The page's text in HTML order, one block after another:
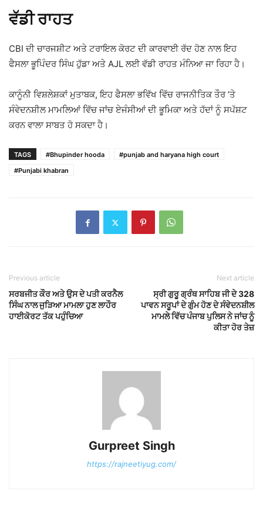
ਵੱਡੀ ਰਾਹਤ
CBI ਦੀ ਚਾਰਜਸ਼ੀਟ ਅਤੇ ਟਰਾਇਲ ਕੋਰਟ ਦੀ ਕਾਰਵਾਈ ਰੱਦ ਹੋਣ ਨਾਲ ਇਹ
ਫੈਸਲਾ ਭੂਪਿੰਦਰ ਸਿੰਘ ਹੁੱਡਾ ਅਤੇ AJL ਲਈ ਵੱਡੀ ਰਾਹਤ ਮੰਨਿਆ ਜਾ ਰਿਹਾ ਹੈ।
ਕਾਨੂੰਨੀ ਵਿਸ਼ਲੇਸ਼ਕਾਂ ਮੁਤਾਬਕ, ਇਹ ਫੈਸਲਾ ਭਵਿੱਖ ਵਿੱਚ ਰਾਜਨੀਤਿਕ ਤੌਰ ’ਤੇ
ਸੰਵੇਦਨਸ਼ੀਲ ਮਾਮਲਿਆਂ ਵਿੱਚ ਜਾਂਚ ਏਜੰਸੀਆਂ ਦੀ ਭੂਮਿਕਾ ਅਤੇ ਹੱਦਾਂ ਨੂੰ ਸਪੱਸ਼ਟ
ਕਰਨ ਵਾਲਾ ਸਾਬਤ ਹੋ ਸਕਦਾ ਹੈ।
TAGS #Bhupinder hooda
#punjab and haryana high court
#Punjabi khabran
Previous article
ਸਰਬਜੀਤ ਕੌਰ ਅਤੇ ਉਸ ਦੇ ਪਤੀ ਕਰਨੈਲ
ਸਿੰਘ ਨਾਲ ਜੁੜਿਆ ਮਾਮਲਾ ਹੁਣ ਲਾਹੌਰ
ਹਾਈਕੋਰਟ ਤੱਕ ਪਹੁੰਚਿਆ
Next article
ਸ੍ਰੀ ਗੁਰੂ ਗ੍ਰੰਥ ਸਾਹਿਬ ਜੀ ਦੇ 328
ਪਾਵਨ ਸਰੂਪਾਂ ਦੇ ਗੁੰਮ ਹੋਣ ਦੇ ਸੰਵੇਦਨਸ਼ੀਲ
ਮਾਮਲੇ ਵਿੱਚ ਪੰਜਾਬ ਪੁਲਿਸ ਨੇ ਜਾਂਚ ਨੂੰ
ਕੀਤਾ ਹੋਰ ਤੇਜ਼
Gurpreet Singh
https://rajneetiyug.com/